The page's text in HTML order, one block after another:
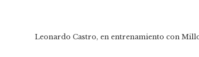
Leonardo Castro, en entrenamiento con